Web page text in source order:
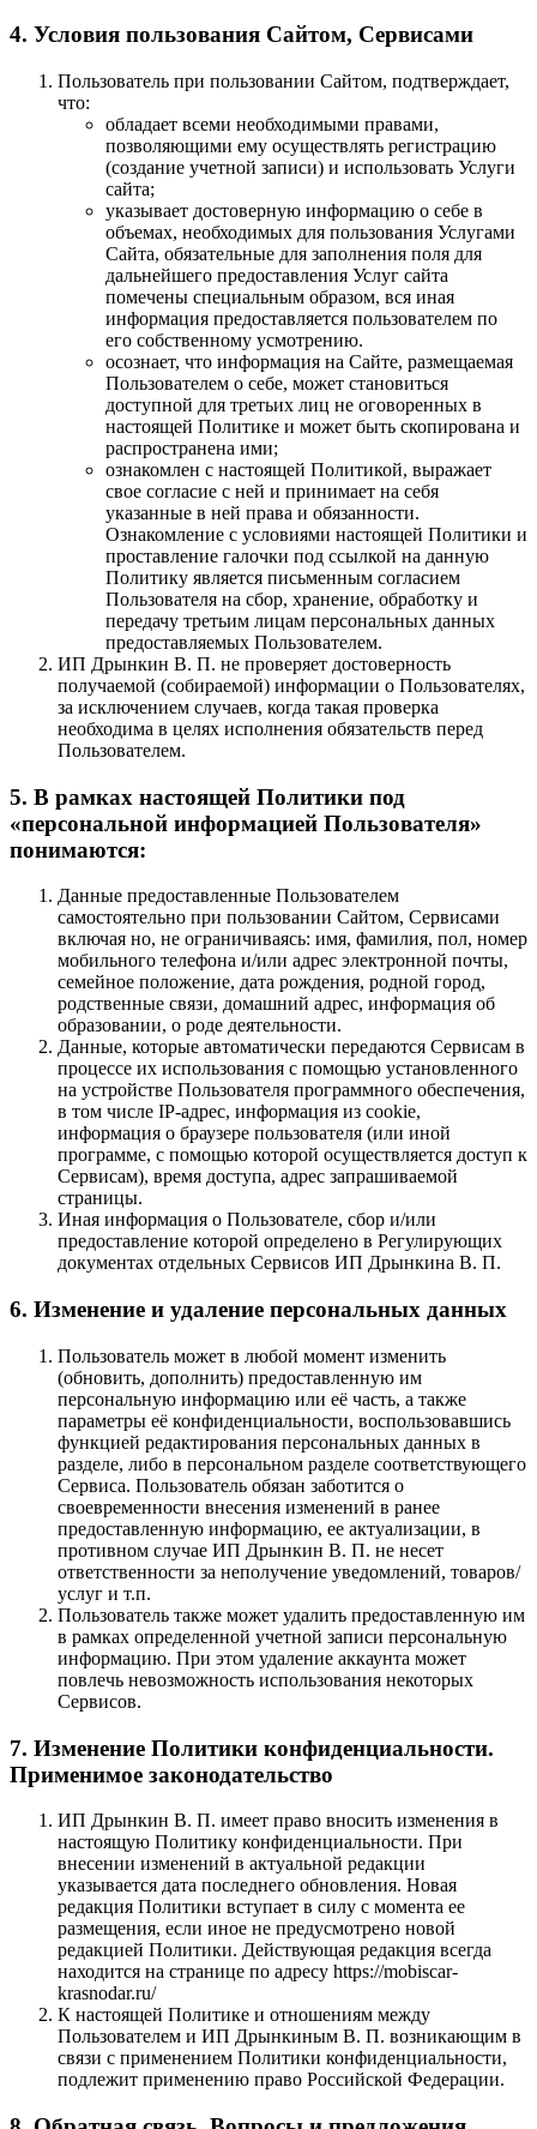
4. Условия пользования Сайтом, Сервисами
Пользователь при пользовании Сайтом, подтверждает,
что:
обладает всеми необходимыми правами,
позволяющими ему осуществлять регистрацию
(создание учетной записи) и использовать Услуги
сайта;
указывает достоверную информацию о себе в
объемах, необходимых для пользования Услугами
Сайта, обязательные для заполнения поля для
дальнейшего предоставления Услуг сайта
помечены специальным образом, вся иная
информация предоставляется пользователем по
его собственному усмотрению.
осознает, что информация на Сайте, размещаемая
Пользователем о себе, может становиться
доступной для третьих лиц не оговоренных в
настоящей Политике и может быть скопирована и
распространена ими;
ознакомлен с настоящей Политикой, выражает
свое согласие с ней и принимает на себя
указанные в ней права и обязанности.
Ознакомление с условиями настоящей Политики и
проставление галочки под ссылкой на данную
Политику является письменным согласием
Пользователя на сбор, хранение, обработку и
передачу третьим лицам персональных данных
предоставляемых Пользователем.
ИП Дрынкин В. П. не проверяет достоверность
получаемой (собираемой) информации о Пользователях,
за исключением случаев, когда такая проверка
необходима в целях исполнения обязательств перед
Пользователем.
5. В рамках настоящей Политики под
«персональной информацией Пользователя»
понимаются:
Данные предоставленные Пользователем
самостоятельно при пользовании Сайтом, Сервисами
включая но, не ограничиваясь: имя, фамилия, пол, номер
мобильного телефона и/или адрес электронной почты,
семейное положение, дата рождения, родной город,
родственные связи, домашний адрес, информация об
образовании, о роде деятельности.
Данные, которые автоматически передаются Сервисам в
процессе их использования с помощью установленного
на устройстве Пользователя программного обеспечения,
в том числе IP-адрес, информация из cookie,
информация о браузере пользователя (или иной
программе, с помощью которой осуществляется доступ к
Сервисам), время доступа, адрес запрашиваемой
страницы.
Иная информация о Пользователе, сбор и/или
предоставление которой определено в Регулирующих
документах отдельных Сервисов ИП Дрынкина В. П.
6. Изменение и удаление персональных данных
Пользователь может в любой момент изменить
(обновить, дополнить) предоставленную им
персональную информацию или её часть, а также
параметры её конфиденциальности, воспользовавшись
функцией редактирования персональных данных в
разделе, либо в персональном разделе соответствующего
Сервиса. Пользователь обязан заботится о
своевременности внесения изменений в ранее
предоставленную информацию, ее актуализации, в
противном случае ИП Дрынкин В. П. не несет
ответственности за неполучение уведомлений, товаров/
услуг и т.п.
Пользователь также может удалить предоставленную им
в рамках определенной учетной записи персональную
информацию. При этом удаление аккаунта может
повлечь невозможность использования некоторых
Сервисов.
7. Изменение Политики конфиденциальности.
Применимое законодательство
ИП Дрынкин В. П. имеет право вносить изменения в
настоящую Политику конфиденциальности. При
внесении изменений в актуальной редакции
указывается дата последнего обновления. Новая
редакция Политики вступает в силу с момента ее
размещения, если иное не предусмотрено новой
редакцией Политики. Действующая редакция всегда
находится на странице по адресу https://mobiscar-
krasnodar.ru/
К настоящей Политике и отношениям между
Пользователем и ИП Дрынкиным В. П. возникающим в
связи с применением Политики конфиденциальности,
подлежит применению право Российской Федерации.